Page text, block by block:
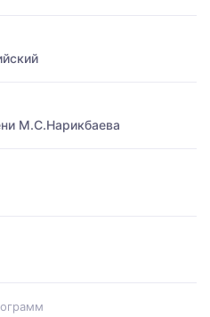
М.С.Нарикбаева